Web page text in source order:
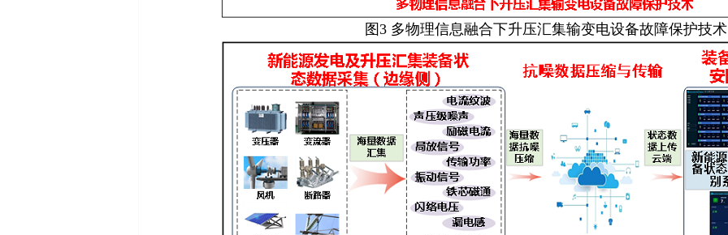
图3 多物理信息融合下升压汇集输变电设备故障保护技术